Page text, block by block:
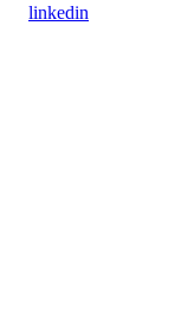
linkedin